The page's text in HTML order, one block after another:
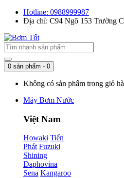
Hotline: 0988999987
Địa chỉ: C94 Ngõ 153 Trường
0 sản phẩm - 0
Không có sản phẩm trong giỏ
Máy Bơm Nước
Việt Nam
Howaki Tiến
Phát Fuzuki
Shining
Daphovina
Sena Kangaroo